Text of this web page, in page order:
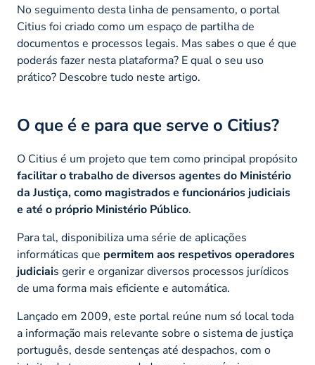
No seguimento desta linha de pensamento, o portal
Citius foi criado como um espaço de partilha de
documentos e processos legais. Mas sabes o que é que
poderás fazer nesta plataforma? E qual o seu uso
prático? Descobre tudo neste artigo.
O que é e para que serve o Citius?
O Citius é um projeto que tem como principal propósito
facilitar o trabalho de diversos agentes do Ministério
da Justiça, como magistrados e funcionários judiciais
e até o próprio Ministério Público.
Para tal, disponibiliza uma série de aplicações
informáticas que permitem aos respetivos operadores
judiciais gerir e organizar diversos processos jurídicos
de uma forma mais eficiente e automática.
Lançado em 2009, este portal reúne num só local toda
a informação mais relevante sobre o sistema de justiça
português, desde sentenças até despachos, com o